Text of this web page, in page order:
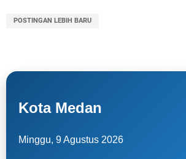
POSTINGAN LEBIH BARU
Kota Medan
Minggu, 9 Agustus 2026